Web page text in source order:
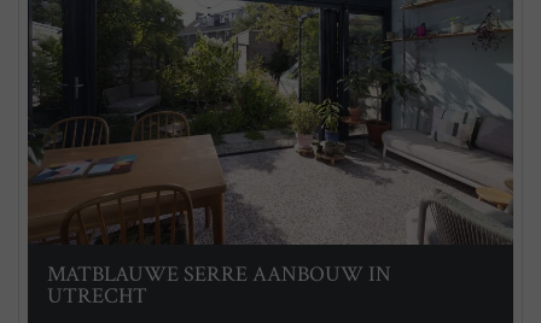
MATBLAUWE SERRE AANBOUW IN
UTRECHT